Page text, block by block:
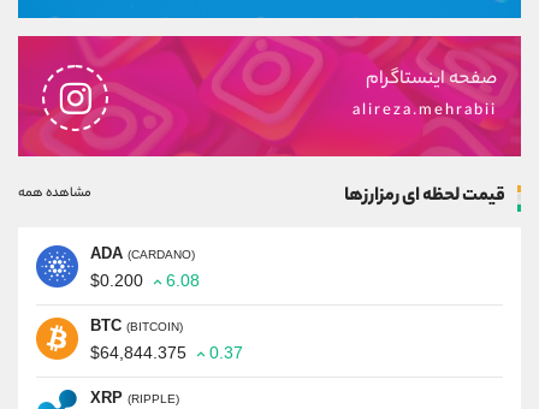
صفحه اینستاگرام
alireza.mehrabii
قیمت لحظه ای رمزارزها مشاهده همه
ADA (CARDANO)
$0.200 6.08
BTC (BITCOIN)
$64,844.375 0.37
XRP (RIPPLE)